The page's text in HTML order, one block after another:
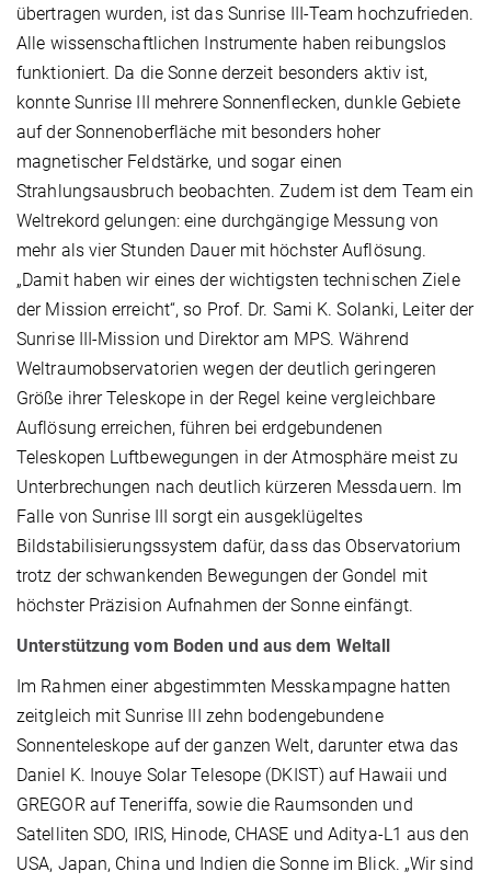
übertragen wurden, ist das Sunrise III-Team hochzufrieden.
Alle wissenschaftlichen Instrumente haben reibungslos
funktioniert. Da die Sonne derzeit besonders aktiv ist,
konnte Sunrise III mehrere Sonnenflecken, dunkle Gebiete
auf der Sonnenoberfläche mit besonders hoher
magnetischer Feldstärke, und sogar einen
Strahlungsausbruch beobachten. Zudem ist dem Team ein
Weltrekord gelungen: eine durchgängige Messung von
mehr als vier Stunden Dauer mit höchster Auflösung.
„Damit haben wir eines der wichtigsten technischen Ziele
der Mission erreicht“, so Prof. Dr. Sami K. Solanki, Leiter der
Sunrise III-Mission und Direktor am MPS. Während
Weltraumobservatorien wegen der deutlich geringeren
Größe ihrer Teleskope in der Regel keine vergleichbare
Auflösung erreichen, führen bei erdgebundenen
Teleskopen Luftbewegungen in der Atmosphäre meist zu
Unterbrechungen nach deutlich kürzeren Messdauern. Im
Falle von Sunrise III sorgt ein ausgeklügeltes
Bildstabilisierungssystem dafür, dass das Observatorium
trotz der schwankenden Bewegungen der Gondel mit
höchster Präzision Aufnahmen der Sonne einfängt.
Unterstützung vom Boden und aus dem Weltall
Im Rahmen einer abgestimmten Messkampagne hatten
zeitgleich mit Sunrise III zehn bodengebundene
Sonnenteleskope auf der ganzen Welt, darunter etwa das
Daniel K. Inouye Solar Telesope (DKIST) auf Hawaii und
GREGOR auf Teneriffa, sowie die Raumsonden und
Satelliten SDO, IRIS, Hinode, CHASE und Aditya-L1 aus den
USA, Japan, China und Indien die Sonne im Blick. „Wir sind